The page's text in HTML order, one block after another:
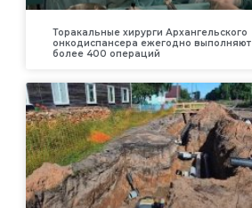
Торакальные хирурги Архангельского
онкодиспансера ежегодно выполняют
более 400 операций